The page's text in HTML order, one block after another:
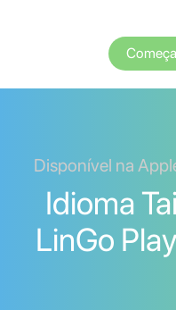
Disponível na
Idioma
LinGo